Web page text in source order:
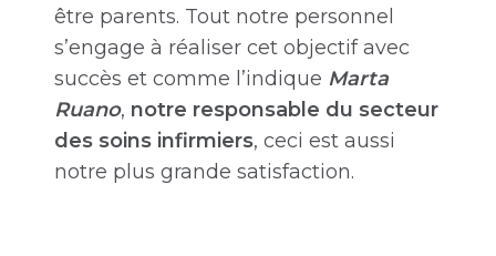
être parents. Tout notre personnel
s’engage à réaliser cet objectif avec
succès et comme l’indique Marta
Ruano, notre responsable du secteur
des soins infirmiers, ceci est aussi
notre plus grande satisfaction.